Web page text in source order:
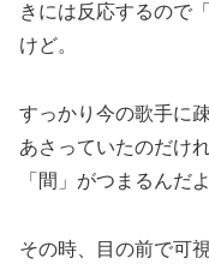
きには反応するので
けど。
すっかり今の歌手に
あさっていたのだけ
「間」がつまるんだよ
その時、目の前で可